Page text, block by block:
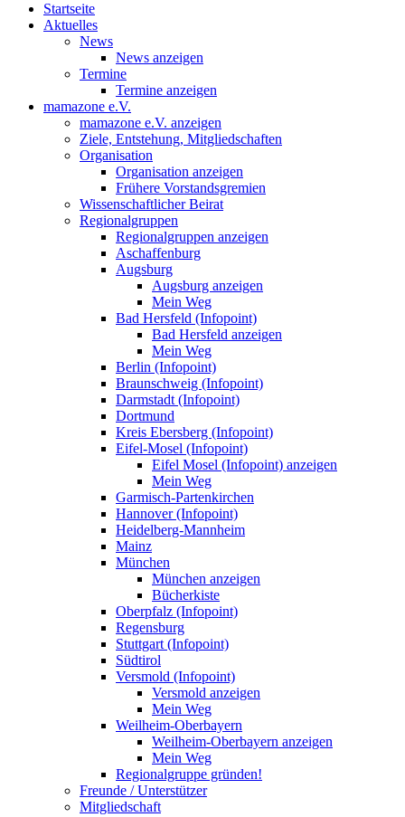
Startseite
Aktuelles
News
News anzeigen
Termine
Termine anzeigen
mamazone e.V.
mamazone e.V. anzeigen
Ziele, Entstehung, Mitgliedschaften
Organisation
Organisation anzeigen
Frühere Vorstandsgremien
Wissenschaftlicher Beirat
Regionalgruppen
Regionalgruppen anzeigen
Aschaffenburg
Augsburg
Augsburg anzeigen
Mein Weg
Bad Hersfeld (Infopoint)
Bad Hersfeld anzeigen
Mein Weg
Berlin (Infopoint)
Braunschweig (Infopoint)
Darmstadt (Infopoint)
Dortmund
Kreis Ebersberg (Infopoint)
Eifel-Mosel (Infopoint)
Eifel Mosel (Infopoint) anzeigen
Mein Weg
Garmisch-Partenkirchen
Hannover (Infopoint)
Heidelberg-Mannheim
Mainz
München
München anzeigen
Bücherkiste
Oberpfalz (Infopoint)
Regensburg
Stuttgart (Infopoint)
Südtirol
Versmold (Infopoint)
Versmold anzeigen
Mein Weg
Weilheim-Oberbayern
Weilheim-Oberbayern anzeigen
Mein Weg
Regionalgruppe gründen!
Freunde / Unterstützer
Mitgliedschaft